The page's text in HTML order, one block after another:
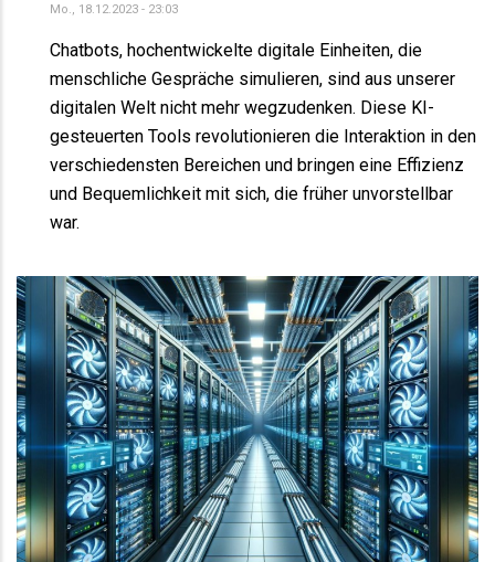
Mo., 18.12.2023 - 23:03
Chatbots, hochentwickelte digitale Einheiten, die
menschliche Gespräche simulieren, sind aus unserer
digitalen Welt nicht mehr wegzudenken. Diese KI-
gesteuerten Tools revolutionieren die Interaktion in den
verschiedensten Bereichen und bringen eine Effizienz
und Bequemlichkeit mit sich, die früher unvorstellbar
war.